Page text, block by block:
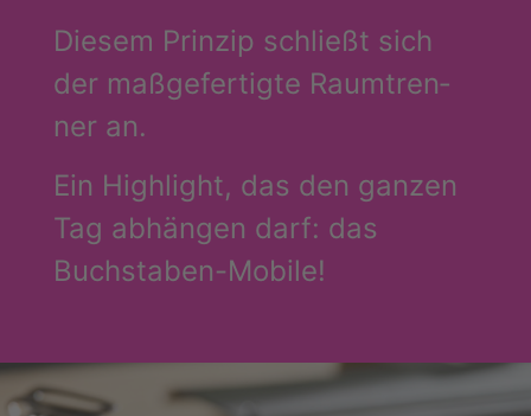
Die­sem Prin­zip schließt sich
der maß­ge­fer­tig­te Raum­tren­
ner an.
Ein High­light, das den gan­zen
Tag abhän­gen darf: das
Buchstaben-Mobile!